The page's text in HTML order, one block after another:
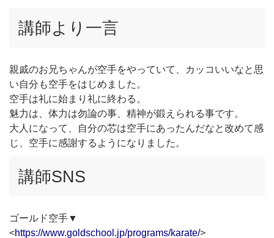
講師より一言
親戚のお兄ちゃんが空手をやっていて、カッコいいなと思
い自分も空手をはじめました。
空手は礼に始まり礼に終わる。
魅力は、体力は勿論の事、精神が鍛えられる事です。
大人になって、自分の芯は空手にあったんだなと改めて感
じ、空手に感謝するようになりました。
講師SNS
ゴールド空手▼
<https://www.goldschool.jp/programs/karate/>